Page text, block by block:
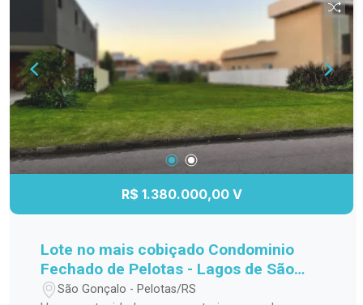
estratégica Design moderno e funcional Ideal
para moradia ou investimento
R$ 1.380.000,00 V
Lote no mais cobiçado Condominio
Fechado de Pelotas - Lagos de São
Gonçalo!
São Gonçalo - Pelotas/RS